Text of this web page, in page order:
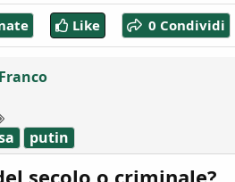
Like 0 Condividi
Franco
a
g
s
putin